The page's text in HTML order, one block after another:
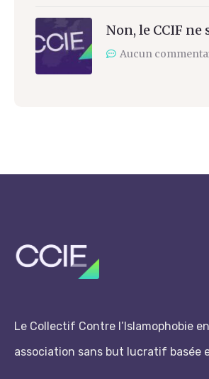
Non, le CCIF ne
Aucun
Le Collectif Contre l’Islamophobie
association sans but lucratif basée